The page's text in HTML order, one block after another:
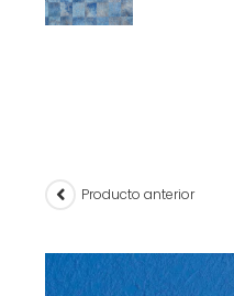
Producto anterior